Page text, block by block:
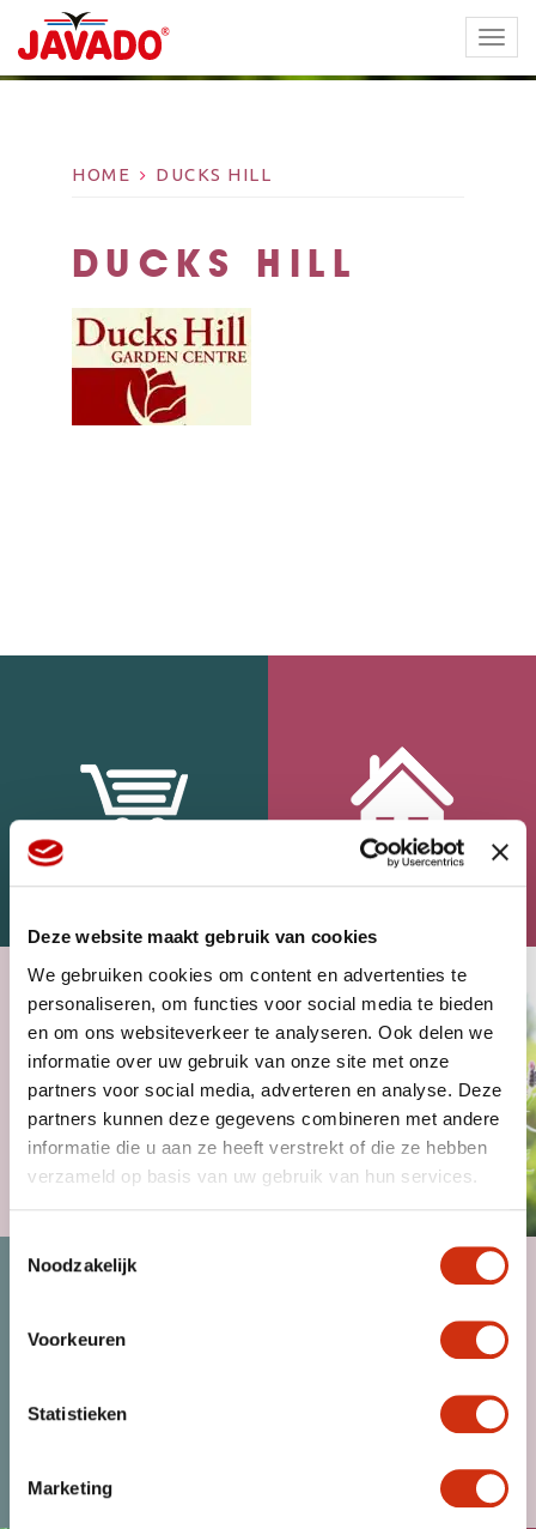
Deze website maakt gebruik van cookies
We gebruiken cookies om content en advertenties te
personaliseren, om functies voor social media te bieden
en om ons websiteverkeer te analyseren. Ook delen we
informatie over uw gebruik van onze site met onze
partners voor social media, adverteren en analyse. Deze
partners kunnen deze gegevens combineren met andere
informatie die u aan ze heeft verstrekt of die ze hebben
verzameld op basis van uw gebruik van hun services.
Toestemmingsselectie
Noodzakelijk
Voorkeuren
Statistieken
Marketing
HOME DUCKS HILL
DUCKS HILL
WEBSHOP HOME
MAGAZINE